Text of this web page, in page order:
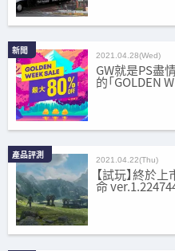
新聞 2021.04.28(Wed)
GW就是PS盡
的「GOLDEN
產品評測 2021.04.22(Thu)
【試玩】終於
命